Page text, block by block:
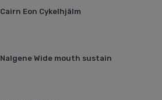
Cairn Eon Cykelhjälm
Nalgene Wide mouth sustain